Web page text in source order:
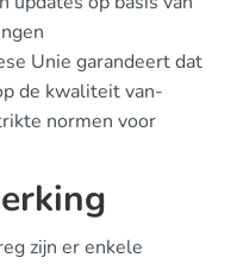
Unie garandeert dat
de kwaliteit van-
normen voor
zijn er enkele